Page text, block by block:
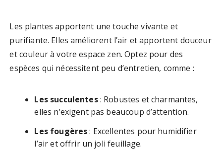
Les plantes apportent une touche vivante et
purifiante. Elles améliorent l’air et apportent douceur
et couleur à votre espace zen. Optez pour des
espèces qui nécessitent peu d’entretien, comme :
Les succulentes: Robustes et charmantes,
elles n’exigent pas beaucoup d’attention.
Les fougères: Excellentes pour humidifier
l’air et offrir un joli feuillage.